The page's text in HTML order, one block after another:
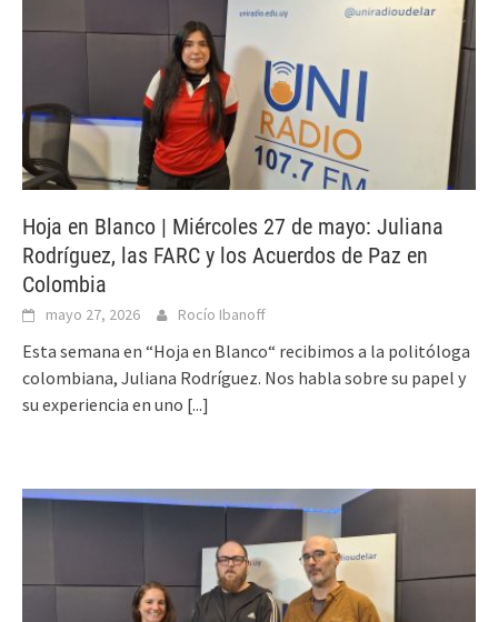
Hoja en Blanco | Miércoles 27 de mayo: Juliana
Rodríguez, las FARC y los Acuerdos de Paz en
Colombia
mayo 27, 2026 Rocío Ibanoff
Esta semana en “Hoja en Blanco“ recibimos a la politóloga
colombiana, Juliana Rodríguez. Nos habla sobre su papel y
su experiencia en uno [...]